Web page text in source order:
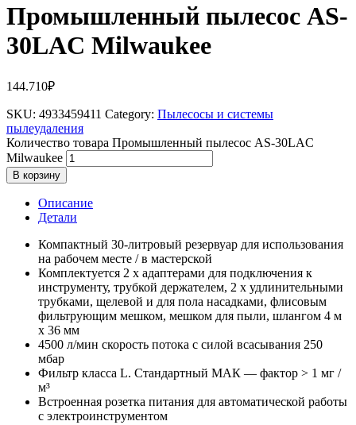
Промышленный пылесос AS-
30LAC Milwaukee
144.710₽
SKU: 4933459411 Category: Пылесосы и системы
пылеудаления
Количество товара Промышленный пылесос AS-30LAC
Milwaukee
В корзину
Описание
Детали
Компактный 30-литровый резервуар для использования
на рабочем месте / в мастерской
Комплектуется 2 х адаптерами для подключения к
инструменту, трубкой держателем, 2 х удлинительными
трубками, щелевой и для пола насадками, флисовым
фильтрующим мешком, мешком для пыли, шлангом 4 м
х 36 мм
4500 л/мин скорость потока с силой всасывания 250
мбар
Фильтр класса L. Стандартный МАК — фактор > 1 мг /
м³
Встроенная розетка питания для автоматической работы
с электроинструментом